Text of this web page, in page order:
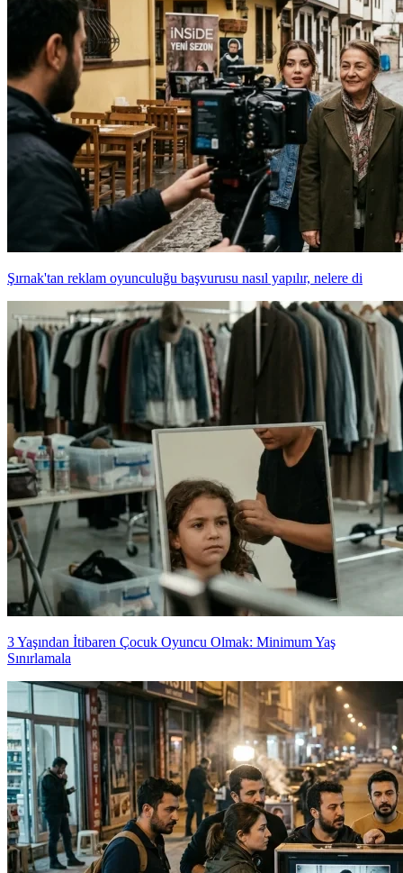
Şırnak'tan reklam oyunculuğu başvurusu nasıl yapılır, nelere di
3 Yaşından İtibaren Çocuk Oyuncu Olmak: Minimum Yaş
Sınırlamala